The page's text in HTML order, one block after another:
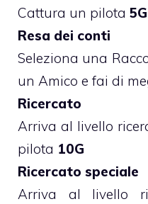
Cattura un pilota 5G
Resa dei conti
Seleziona una
un Amico e fai di
Ricercato
Arriva al livello
pilota 10G
Ricercato speciale
Arriva al livello